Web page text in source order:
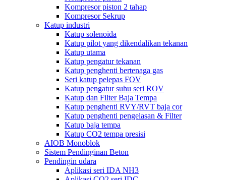
Kompresor piston 2 tahap
Kompresor Sekrup
Katup industri
Katup solenoida
Katup pilot yang dikendalikan tekanan
Katup utama
Katup pengatur tekanan
Katup penghenti bertenaga gas
Seri katup pelepas FOV
Katup pengatur suhu seri ROV
Katup dan Filter Baja Tempa
Katup penghenti RVY/RVT baja cor
Katup penghenti pengelasan & Filter
Katup baja tempa
Katup CO2 tempa presisi
AIOB Monoblok
Sistem Pendinginan Beton
Pendingin udara
Aplikasi seri IDA NH3